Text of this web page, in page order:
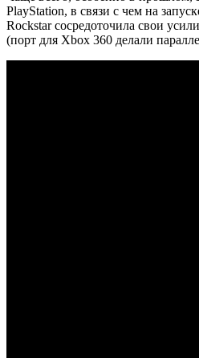
PlayStation, в связи с чем на
Rockstar сосредоточила свои
(порт для Xbox 360 делали